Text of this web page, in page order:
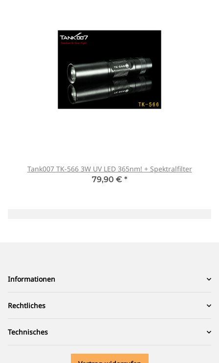
Tank007 TK-566 3W UV LED 365nm! + Spektralfilter
79,90 € *
Informationen
Rechtliches
Technisches